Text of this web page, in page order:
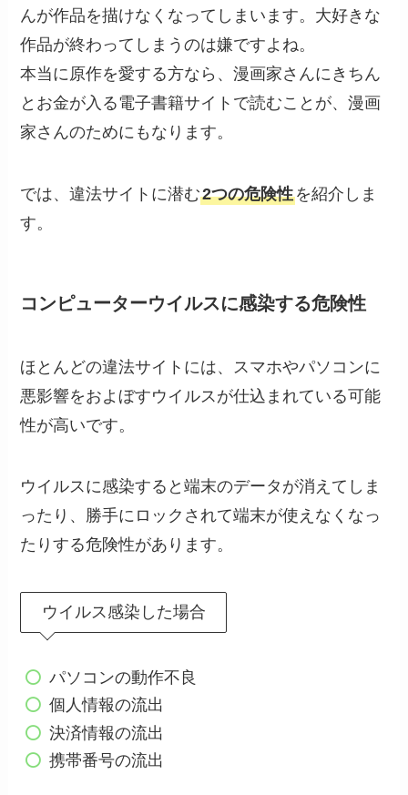
んが作品を描けなくなってしまいます。大好きな
作品が終わってしまうのは嫌ですよね。
本当に原作を愛する方なら、漫画家さんにきちん
とお金が入る電子書籍サイトで読むことが、漫画
家さんのためにもなります。
では、違法サイトに潜む2つの危険性を紹介しま
す。
コンピューターウイルスに感染する危険性
ほとんどの違法サイトには、スマホやパソコンに
悪影響をおよぼすウイルスが仕込まれている可能
性が高いです。
ウイルスに感染すると端末のデータが消えてしま
ったり、勝手にロックされて端末が使えなくなっ
たりする危険性があります。
ウイルス感染した場合
パソコンの動作不良
個人情報の流出
決済情報の流出
携帯番号の流出